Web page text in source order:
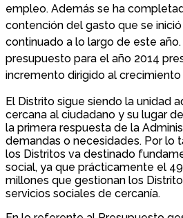
empleo. Además se ha
contención del gasto que se
continuado a lo largo de este
presupuesto para el año 2014
incremento dirigido al
El Distrito sigue siendo la unidad
cercana al ciudadano y su lugar
la primera respuesta de la
demandas o necesidades. Por lo
los Distritos va destinado
social, ya que prácticamente el
millones que gestionan los
servicios sociales de cercanía.